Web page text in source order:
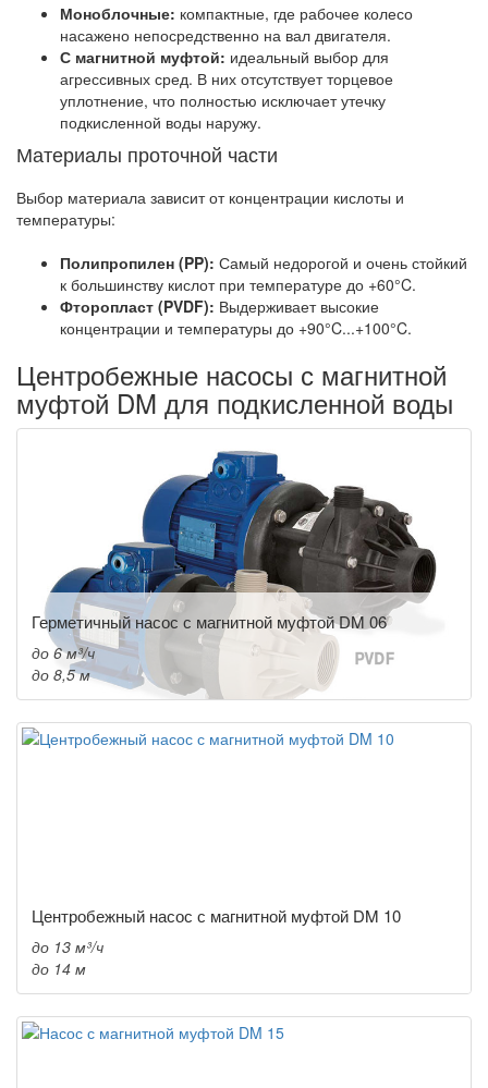
Моноблочные: компактные, где рабочее колесо
насажено непосредственно на вал двигателя.
С магнитной муфтой: идеальный выбор для
агрессивных сред. В них отсутствует торцевое
уплотнение, что полностью исключает утечку
подкисленной воды наружу.
Материалы проточной части
Выбор материала зависит от концентрации кислоты и
температуры:
Полипропилен (PP): Самый недорогой и очень стойкий
к большинству кислот при температуре до +60°C.
Фторопласт (PVDF): Выдерживает высокие
концентрации и температуры до +90°C...+100°C.
Центробежные насосы с магнитной
муфтой DM для подкисленной воды
Герметичный насос с магнитной муфтой DM 06
до 6 м³/ч
до 8,5 м
Центробежный насос с магнитной муфтой DM 10
до 13 м³/ч
до 14 м